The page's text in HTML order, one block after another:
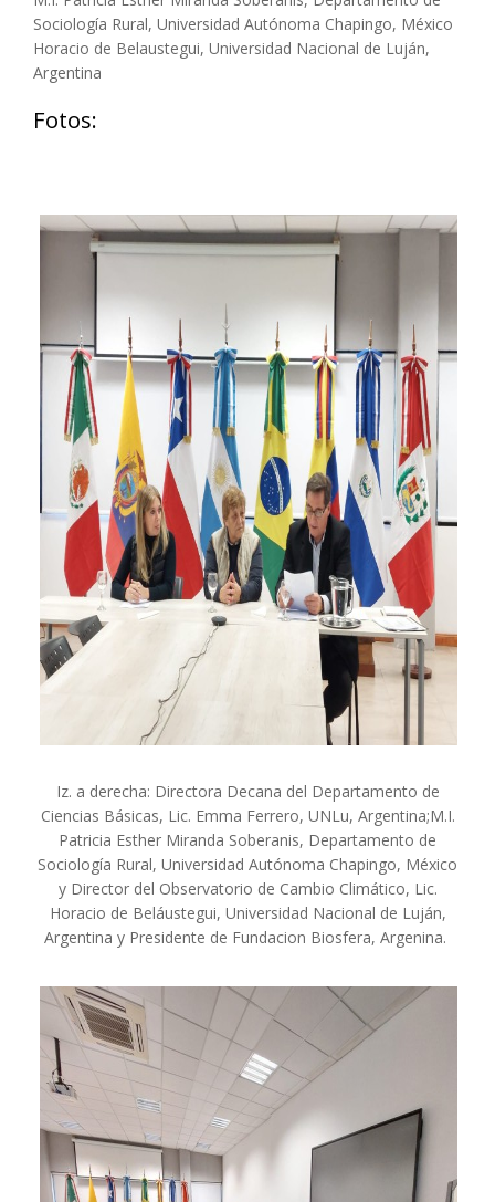
Sociología Rural, Universidad Autónoma Chapingo, México
Horacio de Belaustegui, Universidad Nacional de Luján,
Argentina
Fotos:
Iz. a derecha: Directora Decana del Departamento de
Ciencias Básicas, Lic. Emma Ferrero, UNLu, Argentina;M.I.
Patricia Esther Miranda Soberanis, Departamento de
Sociología Rural, Universidad Autónoma Chapingo, México
y Director del Observatorio de Cambio Climático, Lic.
Horacio de Beláustegui, Universidad Nacional de Luján,
Argentina y Presidente de Fundacion Biosfera, Argenina.